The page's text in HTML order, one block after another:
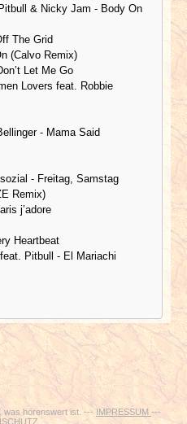
& Nicky Jam - Body On
The Grid
(Calvo Remix)
Let Me Go
Lovers feat. Robbie
- Mama Said
- Freitag, Samstag
Remix)
j’adore
Heartbeat
Pitbull - El Mariachi
was hörenswert ist. ---IMPRESSUM ---